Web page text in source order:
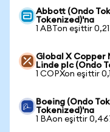
Abbott (Ondo
Tokenized)'na
1 ABTon eşittir
Global X Copper
Linde plc (Ondo
1 COPXon eşittir
Boeing (Ondo
Tokenized)'na
1 BAon eşittir